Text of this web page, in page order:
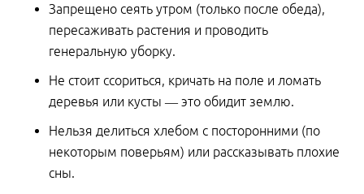
Запрещено сеять утром (только после обеда),
пересаживать растения и проводить
генеральную уборку.
Не стоит ссориться, кричать на поле и ломать
деревья или кусты — это обидит землю.
Нельзя делиться хлебом с посторонними (по
некоторым поверьям) или рассказывать плохие
сны.